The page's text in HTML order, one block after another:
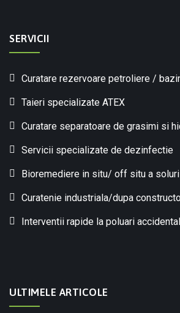
SERVICII
Curatare rezervoare petroliere /
Taieri specializate ATEX
Curatare separatoare de grasimi si
Servicii specializate de dezinfectie
Bioremediere in situ/ off situ a
Curatenie industriala/dupa
Interventii rapide la poluari
ULTIMELE ARTICOLE